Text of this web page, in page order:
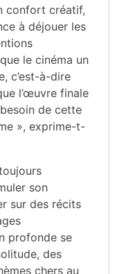
confort créatif,
à déjouer les
le cinéma un
c’est-à-dire
l’œuvre finale
de cette
», exprime-t-
son
sur des récits
profonde se
des
chers au